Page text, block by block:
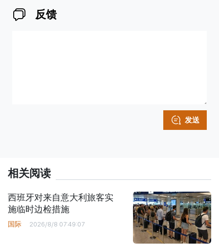
反馈
发送
相关阅读
西班牙对来自意大利旅客实
施临时边检措施
国际 2026/8/8 07:49:07